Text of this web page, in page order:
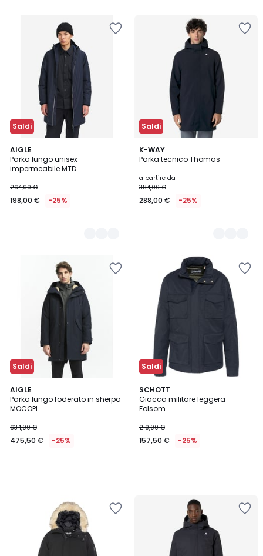
Saldi
AIGLE
Parka lungo unisex
impermeabile MTD
264,00 €
198,00 € -25%
2
Colori
Saldi
K-WAY
Parka tecnico Thomas
a partire da
384,00 €
288,00 € -25%
3
Colori
Saldi
AIGLE
Parka lungo foderato in sherpa
MOCOPI
634,00 €
475,50 € -25%
Saldi
SCHOTT
Giacca militare leggera
Folsom
210,00 €
157,50 € -25%